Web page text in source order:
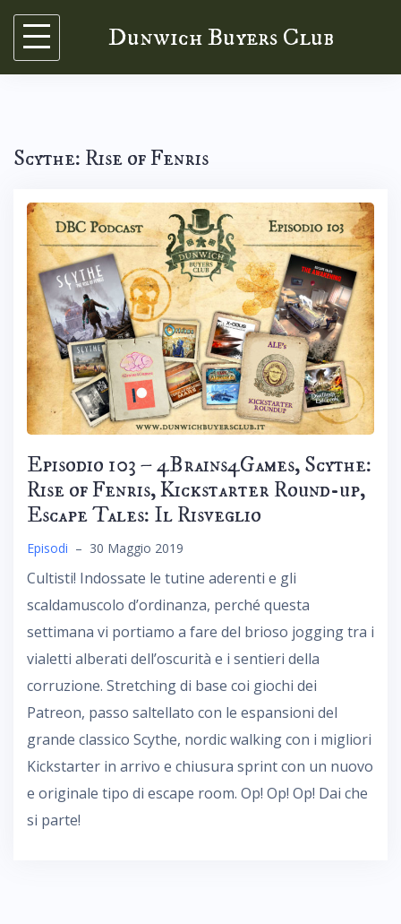
Skip
content
Dunwich Buyers Club
Scythe: Rise of Fenris
Episodio 103 – 4Brains4Games, Scythe:
Rise of Fenris, Kickstarter Round-up,
Escape Tales: Il Risveglio
Episodi – 30 Maggio 2019
Cultisti! Indossate le tutine aderenti e gli
scaldamuscolo d’ordinanza, perché questa
settimana vi portiamo a fare del brioso jogging tra i
vialetti alberati dell’oscurità e i sentieri della
corruzione. Stretching di base coi giochi dei
Patreon, passo saltellato con le espansioni del
grande classico Scythe, nordic walking con i migliori
Kickstarter in arrivo e chiusura sprint con un nuovo
e originale tipo di escape room. Op! Op! Op! Dai che
si parte!